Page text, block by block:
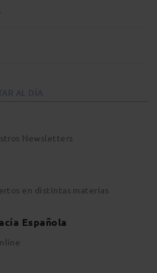
AL DÍA
Newsletters
en distintas materias
Española